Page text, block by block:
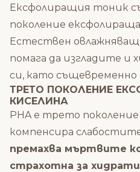
Ексфолиращия тоник
поколение
Естествен
помага да изгладите
си, като същевременно
ТРЕТО ПОКОЛЕНИЕ
КИСЕЛИНА
PHA е трето
компенсира слабостите
премахва мъртвите
страхотна за